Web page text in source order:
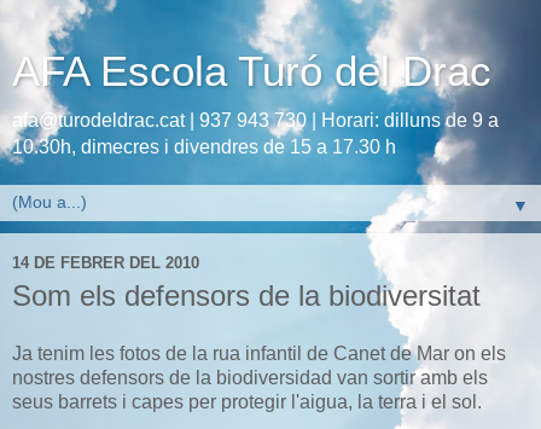
AFA Escola Turó del Drac
afa@turodeldrac.cat | 937 943 730 | Horari: dilluns de 9 a
10.30h, dimecres i divendres de 15 a 17.30 h
▼
14 DE FEBRER DEL 2010
Som els defensors de la biodiversitat
Ja tenim les fotos de la rua infantil de Canet de Mar on els
nostres defensors de la biodiversidad van sortir amb els
seus barrets i capes per protegir l'aigua, la terra i el sol.